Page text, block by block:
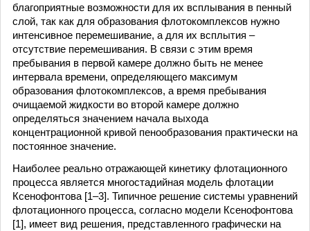
благоприятные возможности для их всплывания в пенный
слой, так как для образования флотокомплексов нужно
интенсивное перемешивание, а для их всплытия –
отсутствие перемешивания. В связи с этим время
пребывания в первой камере должно быть не менее
интервала времени, определяющего максимум
образования флотокомплексов, а время пребывания
очищаемой жидкости во второй камере должно
определяться значением начала выхода
концентрационной кривой пенообразования практически на
постоянное значение.
Наиболее реально отражающей кинетику флотационного
процесса является многостадийная модель флотации
Ксенофонтова [1–3]. Типичное решение системы уравнений
флотационного процесса, согласно модели Ксенофонтова
[1], имеет вид решения, представленного графически на